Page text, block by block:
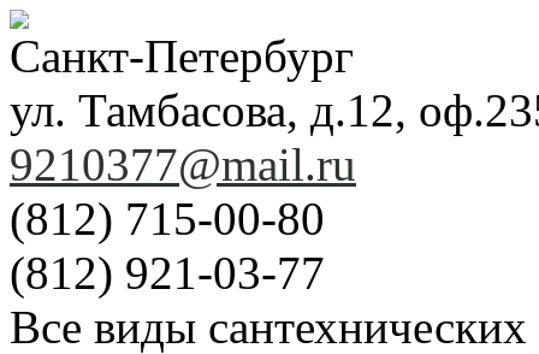
Санкт-Петербург
ул. Тамбасова, д.12,
9210377@mail.ru
(812) 715-00-80
(812) 921-03-77
Все виды